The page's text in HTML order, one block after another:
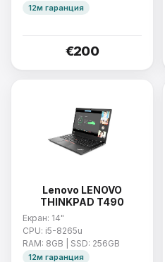
12м гаранция
€200
Lenovo LENOVO
THINKPAD T490
Екран: 14"
CPU: i5-8265u
RAM: 8GB | SSD: 256GB
12м гаранция